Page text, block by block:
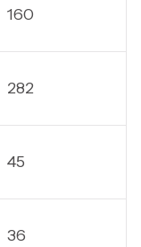
160
282
45
36